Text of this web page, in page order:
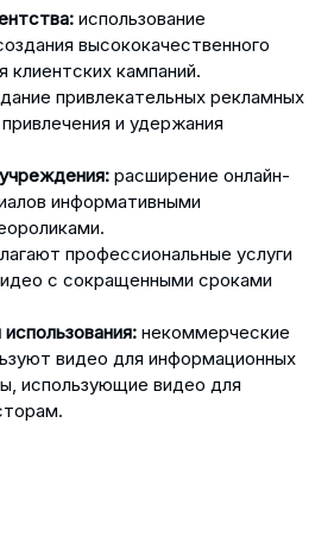
использование
высококачественного
клиентских кампаний.
привлекательных рекламных
и удержания
расширение онлайн-
информативными
профессиональные услуги
с сокращенными сроками
некоммерческие
видео для информационных
использующие видео для